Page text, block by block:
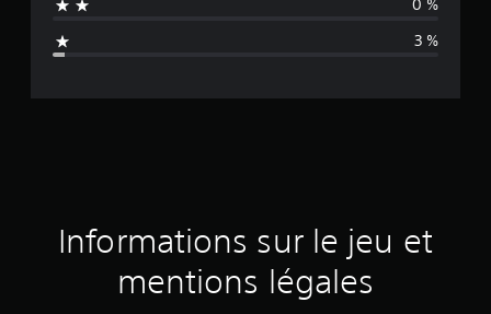
n
d
a
0 %
3 %
Informations sur le jeu et
mentions légales